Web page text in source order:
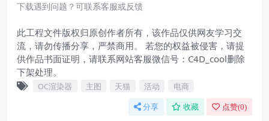
下载遇到问题？可联系客服或反馈
此工程文件版权归原创作者所有，该作品仅供网友学习交
流，请勿传播分享，严禁商用。 若您的权益被侵害，请提
供作品书面证明，请联系网站客服微信号：C4D_cool删除
下架处理。
OC渲染器 主图 天猫 活动 电商
分享 收藏 点赞(0)